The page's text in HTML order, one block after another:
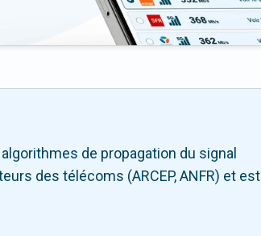
de propagation du signal
des télécoms (ARCEP, ANFR) et est